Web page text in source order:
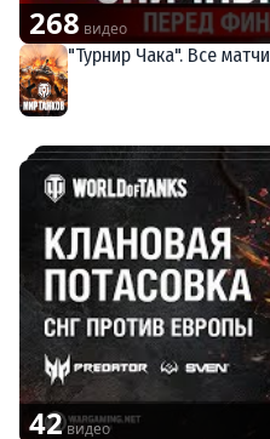
268 видео
"Турнир Чака". Все матчи
42видео